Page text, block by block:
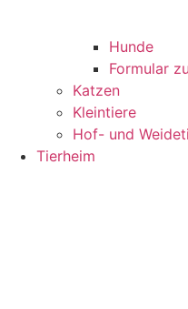
Hunde
Formular
Katzen
Kleintiere
Hof- und
Tierheim